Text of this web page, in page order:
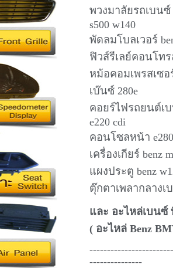
พวงมาลัยรถเบน
s500 w140
พัดลมโบลเวอร์
ฟิวส์รีเลย์คอนโทร
หม้อคอมเพรสเซ
เบ๊นซ์ 280e
คอยร์ไฟรถยนต์เบ
e220 cdi
คอนโซลหน้า
เครื่องเกียร์ benz
แผงประตู benz
ตุ๊กตาเพลากลางเ
และ อะไหล่เบนซ์
( อะไหล่ Benz
---------------